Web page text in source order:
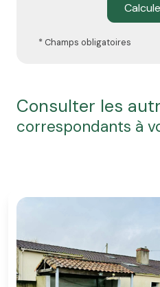
* Champs obligatoires
consulter les
correspondants à